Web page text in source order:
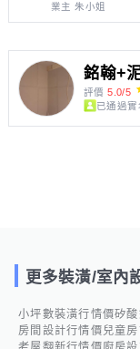
業主 朱小姐
評價5.0/5
已通過實
更多裝潢/室內
小坪數裝潢行情價矽
房間設計行情價 兒童